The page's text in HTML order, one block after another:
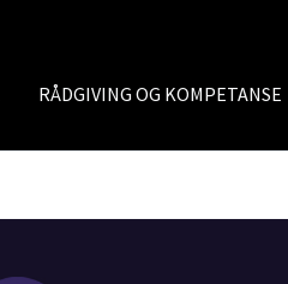
RÅDGIVING OG KOMPETANSE